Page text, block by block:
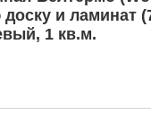
и ламинат
1 кв.м.